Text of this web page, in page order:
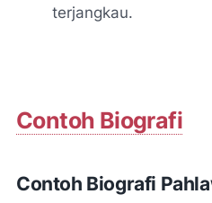
terjangkau.
Contoh Biografi
Contoh Biografi